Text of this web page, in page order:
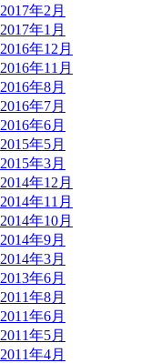
2017年2月
2017年1月
2016年12月
2016年11月
2016年8月
2016年7月
2016年6月
2015年5月
2015年3月
2014年12月
2014年11月
2014年10月
2014年9月
2014年3月
2013年6月
2011年8月
2011年6月
2011年5月
2011年4月